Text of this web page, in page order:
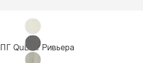
ПГ QuLine Ривьера